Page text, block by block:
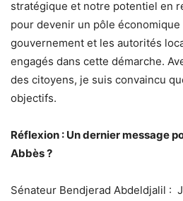
stratégique et notre potentiel en
pour devenir un pôle économique
gouvernement et les autorités
engagés dans cette démarche.
des citoyens, je suis convaincu
objectifs.
Réflexion : Un dernier message
Abbès ?
Sénateur Bendjerad Abdeldjalil :